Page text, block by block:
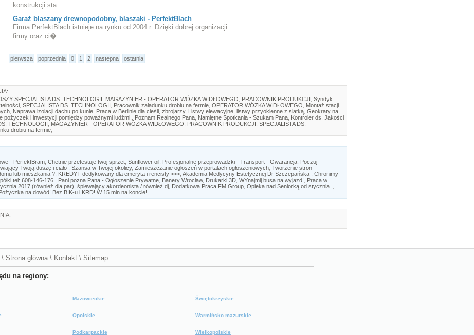
konstrukcji sta..
Garaż blaszany drewnopodobny, blaszaki - PerfektBlach
Firma PerfektBlach istnieje na rynku od 2004 r. Dzięki dobrej organizacji
firmy oraz ci�..
pierwsza poprzednia 0 1 2 nastepna ostatnia
SPECJALISTA DS. TECHNOLOGII MAGAZYNIER - OPERATOR WÓZKA WIDŁOWEGO PRACOWNIK PRODUKCJI
Syndyk
SPECJALISTA DS. TECHNOLOGII Pracownik załadunku drobiu na fermie OPERATOR WÓZKA WIDŁOWEGO
Montaż stacji
Naprawa izolacji dachu po kunie Praca w Berlinie dla cieśli, zbrojarzy, Listwy elewacyjne, listwy przyokienne z siatką Geokraty na
pożyczek i inwestycji pomiędzy poważnymi ludźmi. Poznam Realnego Pana Namiętne Spotkania - Szukam Pana
Kontroler ds. Jakości
TECHNOLOGII MAGAZYNIER - OPERATOR WÓZKA WIDŁOWEGO PRACOWNIK PRODUKCJI
SPECJALISTA DS.
drobiu na fermie
- PerfektBram Chetnie przetestuje twoj sprzet Sunflower oil Profesjonalne przeprowadzki - Transport - Gwarancja
Poczuj
Twoją duszę i ciało
Szansa w Twojej okolicy, Zamieszczanie ogłoszeń w portalach ogłoszeniowych Tworzenie stron
lub mieszkania ? KREDYT dedykowany dla emeryta i rencisty >>> Akademia Medycyny Estetycznej Dr Szczepańska
Chronimy
tel: 608-146-176
Pani pozna Pana - Ogłoszenie Prywatne Banery Wrocław, Drukarki 3D WYnajmij busa na wyjazd!
Praca w
2017 (również dla par) śpiewający akordeonista / również dj Dodatkowa Praca FM Group Opieka nad Seniorką od stycznia.
Pożyczka na dowód! Bez BIK-u i KRD! W 15 min na koncie!
\ Strona główna\ Kontakt \ Sitemap
na regiony:
Mazowieckie
Opolskie
Podkarpackie
Świętokrzyskie
Warmińsko mazurskie
Wielkopolskie